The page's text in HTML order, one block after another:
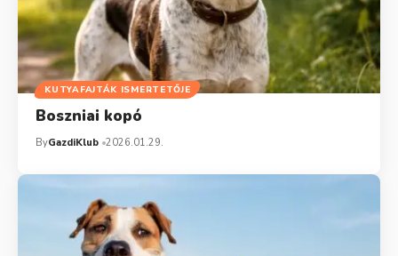
KUTYAFAJTÁK ISMERTETŐJE
Boszniai kopó
ByGazdiKlub 2026.01.29.